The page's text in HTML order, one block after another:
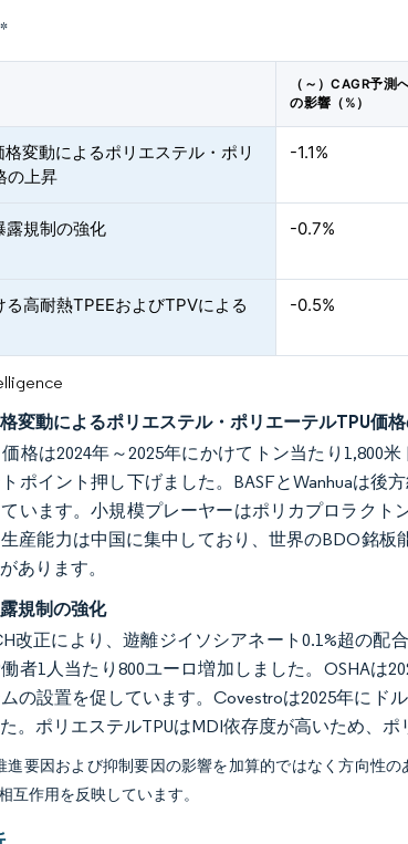
*
（～）CAGR予測
の影響（%）
変動によるポリエステル・ポリ
の上昇
-1.1%
露規制の強化 -0.7%
る高耐熱TPEEおよびTPVによる
-0.5%
変動によるポリエステル・ポリエーテルTPU価
格は2024年～2025年にかけてトン当たり1,800
ポイント押し下げました。BASFとWanhuaは
います。小規模プレーヤーはポリカプロラクト
産能力は中国に集中しており、世界のBDO銘
あります。
規制の強化
改正により、遊離ジイソシアネート0.1%超の
者1人当たり800ユーロ増加しました。OSHAは
の設置を促しています。Covestroは2025年にド
。ポリエステルTPUはMDI依存度が高いため、
進要因および抑制要因の影響を加算的ではなく方向性
互作用を反映しています。